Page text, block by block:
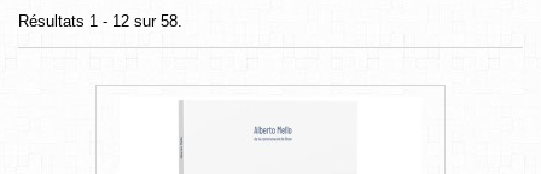
Résultats 1 - 12 sur 58.